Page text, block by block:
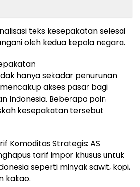
teks kesepakatan selesai
oleh kedua kepala negara.
hanya sekadar penurunan
akses pasar bagi
Indonesia. Beberapa poin
kesepakatan tersebut
Komoditas Strategis: AS
tarif impor khusus untuk
seperti minyak sawit, kopi,
kakao.